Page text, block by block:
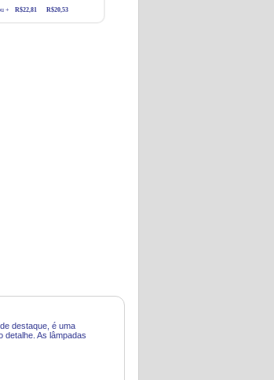
+ R$22,81 R$20,53
destaque, é uma
detalhe. As lâmpadas